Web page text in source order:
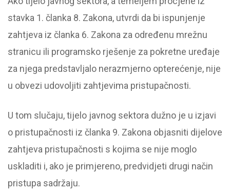
stavka 1. članka 8. Zakona, utvrdi da bi ispunjenje
zahtjeva iz članka 6. Zakona za određenu mrežnu
stranicu ili programsko rješenje za pokretne uređaje
za njega predstavljalo nerazmjerno opterećenje, nije
u obvezi udovoljiti zahtjevima pristupačnosti.
U tom slučaju, tijelo javnog sektora dužno je u izjavi
o pristupačnosti iz članka 9. Zakona objasniti dijelove
zahtjeva pristupačnosti s kojima se nije moglo
uskladiti i, ako je primjereno, predvidjeti drugi način
pristupa sadržaju.